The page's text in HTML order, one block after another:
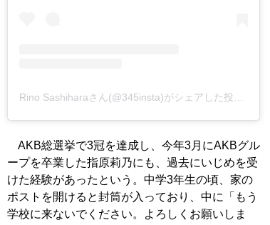
AKB総選挙で3冠を達成し、今年3月にAKBグル
ープを卒業した指原莉乃にも、過去にいじめを受
けた経験があったという。中学3年生の頃、家の
ポストを開けると封筒が入っており、中に「もう
学校に来ないでください。よろしくお願いしま